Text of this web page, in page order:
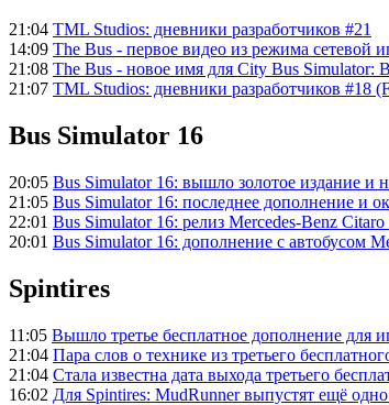
21:04 TML Studios: дневники разработчиков #21
14:09 The Bus - первое видео из режима сетевой
21:08 The Bus - новое имя для City Bus Simulator:
21:07 TML Studios: дневники разработчиков #18
Bus Simulator 16
20:05 Bus Simulator 16: вышло золотое издание и
21:05 Bus Simulator 16: последнее дополнение и
22:01 Bus Simulator 16: релиз Mercedes-Benz
20:01 Bus Simulator 16: дополнение с автобусом
Spintires
11:05 Вышло третье бесплатное дополнение для
21:04 Пара слов о технике из третьего
21:04 Стала известна дата выхода третьего
16:02 Для Spintires: MudRunner выпустят ещё